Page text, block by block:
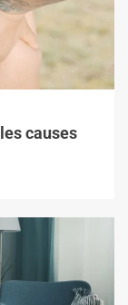
causes